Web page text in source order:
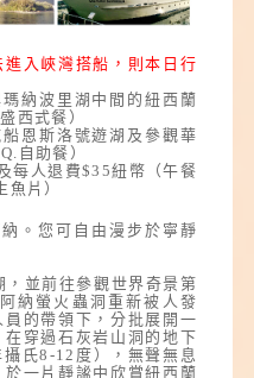
入峽灣搭船，則本日行
納波里湖中間的紐西蘭
西式餐）
恩斯洛號遊湖及參觀華
自助餐）
每人退費$35紐幣（午餐
片）
。您可自由漫步於寧靜
並前往參觀世界奇景第
納螢火蟲洞重新被人發
的帶領下，分批展開一
穿過石灰岩山洞的地下
氏8-12度），無聲無息
一片靜謐中欣賞紐西蘭